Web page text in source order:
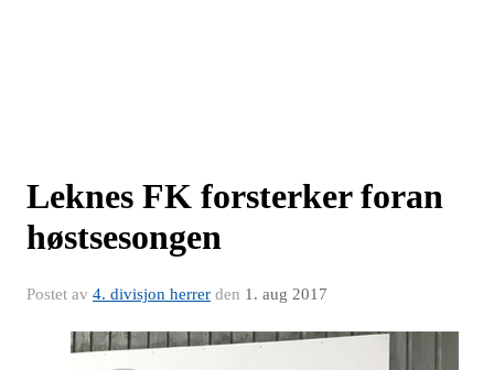
Leknes FK forsterker foran
høstsesongen
Postet av 4. divisjon herrer den 1. aug 2017